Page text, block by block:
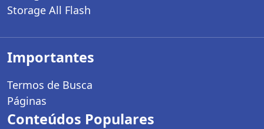
Storage All Flash
Importantes
Termos de Busca
Páginas
Conteúdos Populares